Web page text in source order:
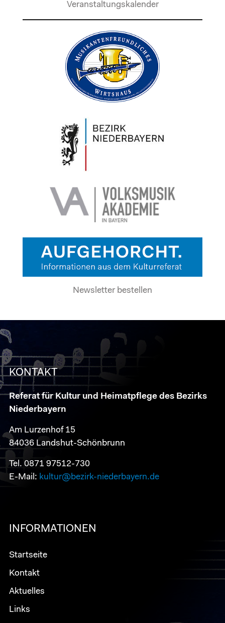
Veranstaltungskalender
Newsletter bestellen
KONTAKT
Referat für Kultur und Heimatpflege des Bezirks
Niederbayern
Am Lurzenhof 15
84036 Landshut-Schönbrunn
Tel. 0871 97512-730
E-Mail: kultur@bezirk-niederbayern.de
INFORMATIONEN
Startseite
Kontakt
Aktuelles
Links